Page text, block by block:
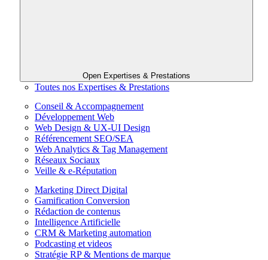
Open Expertises & Prestations
Toutes nos Expertises & Prestations
Conseil & Accompagnement
Développement Web
Web Design & UX-UI Design
Référencement SEO/SEA
Web Analytics & Tag Management
Réseaux Sociaux
Veille & e-Réputation
Marketing Direct Digital
Gamification Conversion
Rédaction de contenus
Intelligence Artificielle
CRM & Marketing automation
Podcasting et videos
Stratégie RP & Mentions de marque